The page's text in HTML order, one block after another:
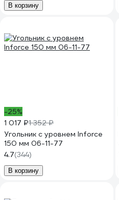
В корзину
-25%
1 017 ₽1 352 ₽
Угольник с уровнем Inforce
150 мм 06-11-77
4.7(344)
В корзину